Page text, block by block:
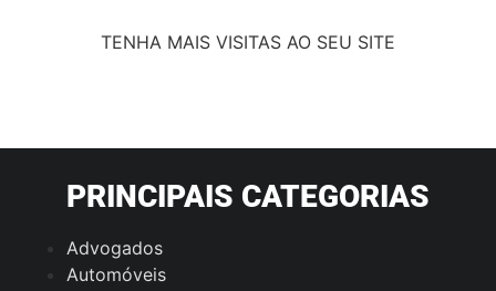
TENHA MAIS VISITAS AO SEU SITE
PRINCIPAIS CATEGORIAS
Advogados
Automóveis